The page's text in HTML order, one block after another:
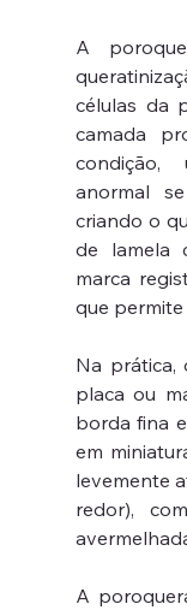
A
células da
camada
anormal
criando o
de lamela
marca
que
Na prática,
placa ou
borda fina
em
levemente
redor),
A